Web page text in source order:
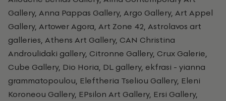
Gallery, Anna Pappas Gallery, Argo Gallery, Art Appel
Gallery, Artower Agora, Αrt Zone 42, Astrolavos art
galleries, Athens Art Gallery, CAN Christina
Androulidaki gallery, Citronne Gallery, Crux Galerie,
Cube Gallery, Dio Horia, DL gallery, ekfrasi - yianna
grammatopoulou, Eleftheria Tseliou Gallery, Eleni
Koroneou Gallery, EPsilon Art Gallery, Ersi Gallery,